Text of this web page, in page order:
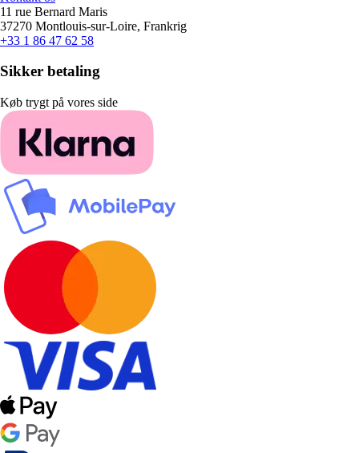
11 rue Bernard Maris
37270 Montlouis-sur-Loire, Frankrig
+33 1 86 47 62 58
Sikker betaling
Køb trygt på vores side